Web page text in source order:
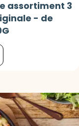
assortiment 3
- de